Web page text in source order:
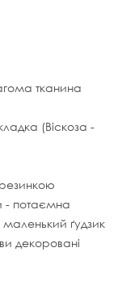
тканина
(Віскоза -
- потаємна
маленький ґудзик
декоровані